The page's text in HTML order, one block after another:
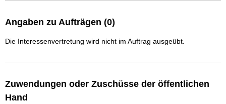
Angaben zu Aufträgen (0)
Die Interessenvertretung wird nicht im Auftrag ausgeübt.
Zuwendungen oder Zuschüsse der öffentlichen
Hand